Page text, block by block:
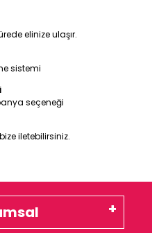
elinize ulaşır.
sistemi
seçeneği
iletebilirsiniz.